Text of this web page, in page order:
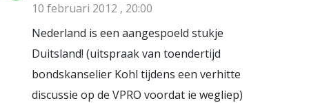
10 februari 2012 , 20:00
Nederland is een aangespoeld stukje
Duitsland! (uitspraak van toendertijd
bondskanselier Kohl tijdens een verhitte
discussie op de VPRO voordat ie wegliep)